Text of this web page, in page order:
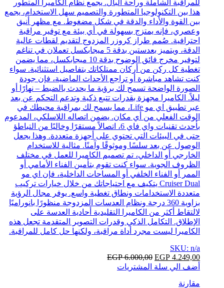
للمراقبة الشاملة وراحة البال. يجمع نظام الكاميرا المتطور
هذا بين التكنولوجيا المتطورة والتصميم سهل الاستخدام، يجمع
بين القوة والأداء والدقة في شكل مضغوط. مع مظهر أنيق
وعصري، فإنه يمتزج بسهولة في أي بيئة مع توفير مراقبة
احترافية. صُمم طراز كروزر المزدوج لتقديم لقطات عالية
الدقة، ويتميز بعدستين بدقة 5 ميجابكسل تعملان في تناغم
لتوفير مخرج فائق الوضوح بدقة 10 ميجابكسل، مما يضمن
تغطية كل ركن من أركان ممتلكاتك بتفاصيل استثنائية. سواء
كنت تشاهد مباشرة أو تراجع الأحداث الماضية، فإن جودة
الصورة الواضحة تسمح لك برؤية ما يحدث بالضبط – نهارًا أو
ليلاً. الكاميرا مجهزة بقدرات تتبع ذكية وتدعم التحكم عن بعد
عبر تطبيق اي مو Life، مما يسمح لك بمراقبة محيطك في
الوقت الفعلي من أي مكان. يضمن اتصاله اللاسلكي، المدعوم
بأحدث تقنيات واي فاي 6، اتصالاً مستقرًا وخاليًا من التباطؤ
حتى في البيئات التي تحتوي على أجهزة متعددة. وهذا يجعل
الوصول عن بعد سلسًا وموثوقًا وآمنًا. مثالية للاستخدام
الخارجي أو الداخلي، تم تصميم الكاميرا للعمل في مختلف
الظروف الجوية. سواء كنت تقوم بتأمين الفناء الأمامي أو
الممر أو الفناء الخلفي أو المساحات الداخلية، فإن اي مو
Cruiser Dual يتكيف مع احتياجاتك من خلال خيارات تركيب
متعددة الاستخدامات ونطاق تغطية واسع. يوفر مجال الرؤية
بزاوية 360 درجة ونظام العدسات المزدوجة منظورًا بانوراميًا
لالتقاط أكثر من الكاميرا التقليدية أحادية العدسة على
الإطلاق. التكامل الذكي وقدرات التصوير المتقدمة تجعل هذه
الكاميرا ليست مجرد أداة مراقبة، ولكنها حل كامل للمراقبة.
SKU: n/a
EGP 4.249,00
EGP6.000,00
أضف الي سلة المشتريات
مقارنة